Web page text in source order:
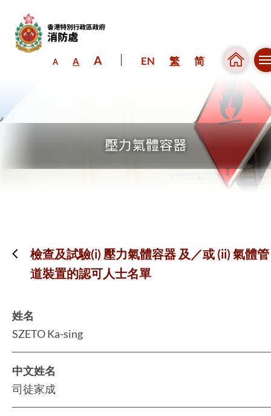
A A A EN 繁 简
檢查及試驗(i) 壓力氣體容器 及／或 (ii) 氣體管
道裝置的認可人士名單
姓名
SZETO Ka-sing
中文姓名
司徒家成